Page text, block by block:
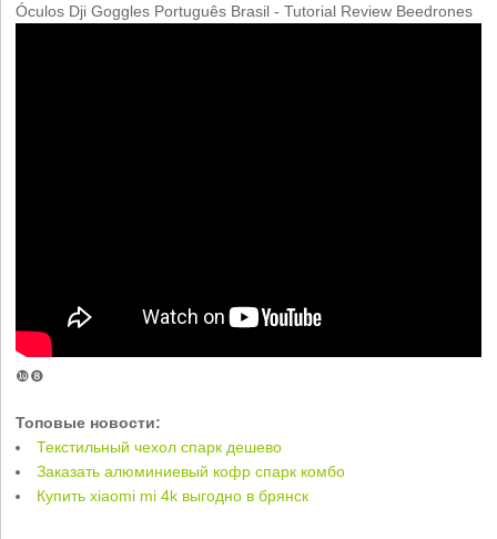
Óculos Dji Goggles Português Brasil - Tutorial Review Beedrones
❿❽
Топовые новости:
Текстильный чехол спарк дешево
Заказать алюминиевый кофр спарк комбо
Купить xiaomi mi 4k выгодно в брянск